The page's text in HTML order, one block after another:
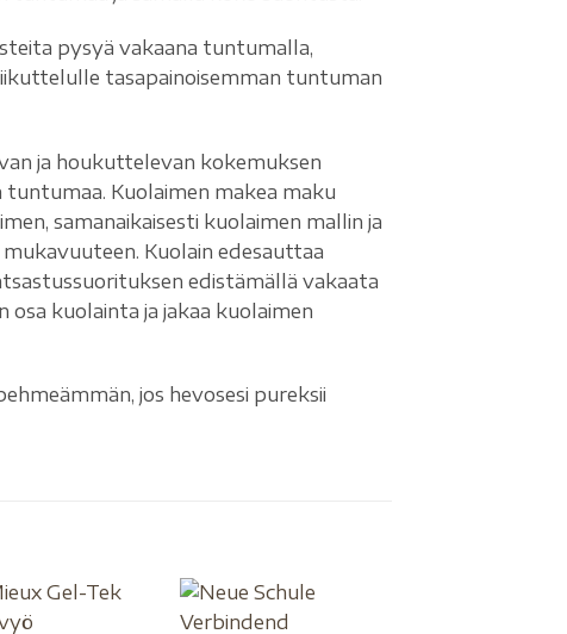
pysyä vakaana tuntumalla,
tasapainoisemman tuntuman
ja houkuttelevan kokemuksen
Kuolaimen makea maku
samanaikaisesti kuolaimen mallin ja
Kuolain edesauttaa
edistämällä vakaata
kuolainta ja jakaa kuolaimen
jos hevosesi pureksii